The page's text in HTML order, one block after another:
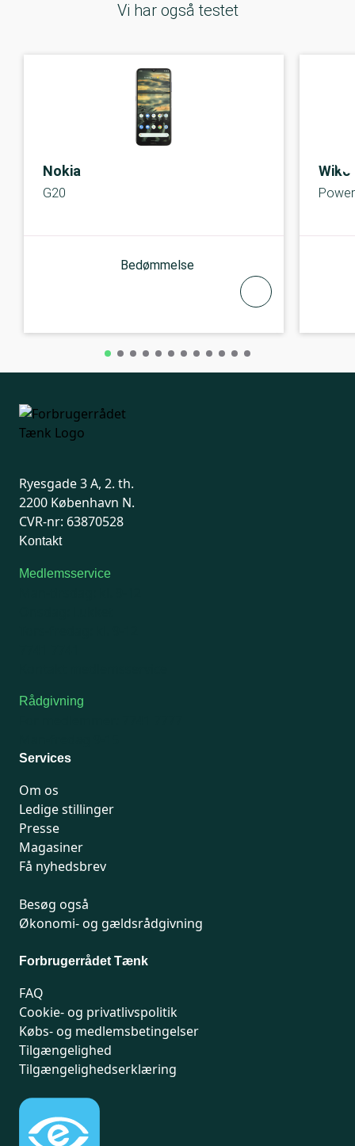
Vi har også testet
Nokia
G20
Bedømmelse
Wiko
Ryesgade 3 A, 2. th.
2200 København N.
CVR-nr: 63870528
Kontakt
Medlemsservice
Rådgivning
Services
Om os
Ledige stillinger
Presse
Magasiner
Få nyhedsbrev
Besøg også
Økonomi- og gældsrådgivning
Forbrugerrådet Tænk
FAQ
Cookie- og privatlivspolitik
Købs- og medlemsbetingelser
Tilgængelighed
Tilgængelighedserklæring